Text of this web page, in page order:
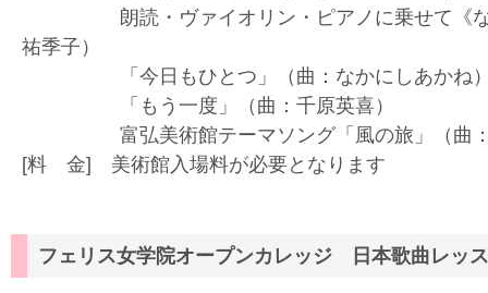
朗読・ヴァイオリン・ピアノに乗せて《な
祐季子）
「今日もひとつ」（曲：なかにしあかね
「もう一度」（曲：千原英喜）
富弘美術館テーマソング「風の旅」（曲：
[料 金] 美術館入場料が必要となります
フェリス女学院オープンカレッジ 日本歌曲レッ